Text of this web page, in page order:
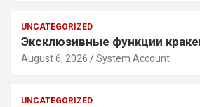
UNCATEGORIZED
Эксклюзивные функции
August 6, 2026 System Account
UNCATEGORIZED